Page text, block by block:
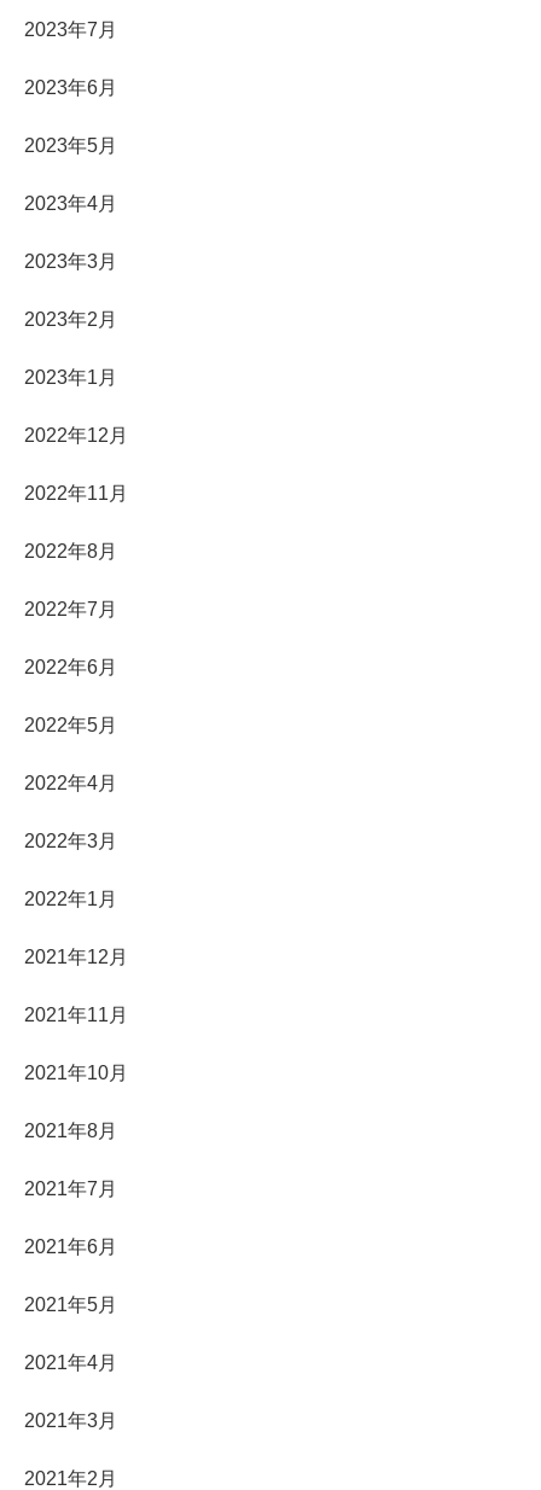
2023年7月
2023年6月
2023年5月
2023年4月
2023年3月
2023年2月
2023年1月
2022年12月
2022年11月
2022年8月
2022年7月
2022年6月
2022年5月
2022年4月
2022年3月
2022年1月
2021年12月
2021年11月
2021年10月
2021年8月
2021年7月
2021年6月
2021年5月
2021年4月
2021年3月
2021年2月